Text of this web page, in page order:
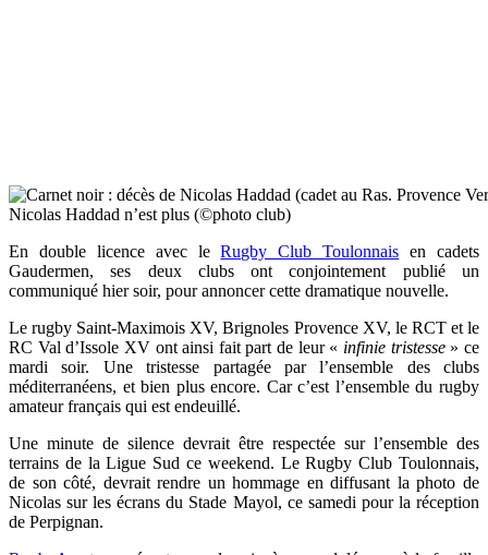
Nicolas Haddad n’est plus (©photo club)
En double licence avec leRugby Club Toulonnais en cadets
Gaudermen, ses deux clubs ont conjointement publié un
communiqué hier soir, pour annoncer cette dramatique nouvelle.
Le rugby Saint-Maximois XV, Brignoles Provence XV, le RCT et le
RC Val d’Issole XV ont ainsi fait part de leur « infinie tristesse» ce
mardi soir. Une tristesse partagée par l’ensemble des clubs
méditerranéens, et bien plus encore. Car c’est l’ensemble du rugby
amateur français qui est endeuillé.
Une minute de silence devrait être respectée sur l’ensemble des
terrains de la Ligue Sud ce weekend. Le Rugby Club Toulonnais,
de son côté, devrait rendre un hommage en diffusant la photo de
Nicolas sur les écrans du Stade Mayol, ce samedi pour la réception
de Perpignan.